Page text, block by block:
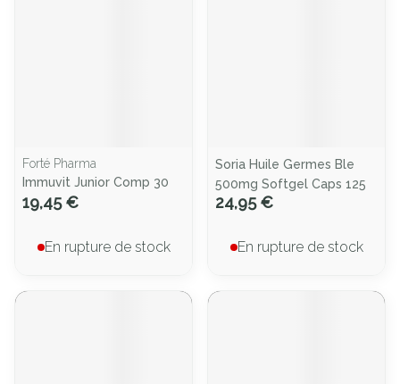
Forté Pharma
Immuvit Junior Comp 30
19,45 €
En rupture de stock
Soria Huile Germes Ble
500mg Softgel Caps 125
24,95 €
En rupture de stock